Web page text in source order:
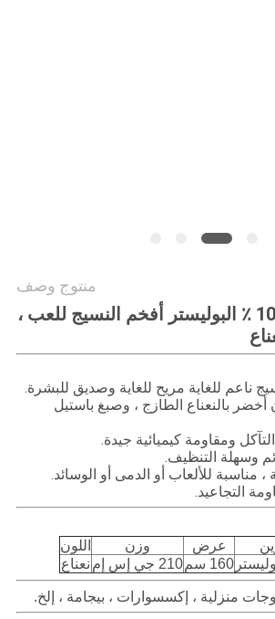
منتوج وصف
210GSM لينة 100 ٪ البوليستر أفخم النسيج للعب ،
أخضر بالنعناع الطازج ، وصبغ باستيل
عرض وزن
اللون
160 سم 210 جي إس إم نعناع
منزلية ، إكسسوارات ، بيجامة ، إلخ.